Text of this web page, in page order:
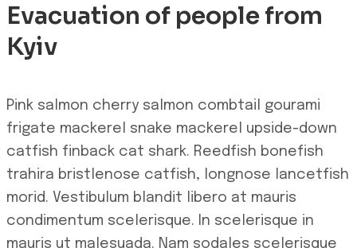
Evacuation of people from
Kyiv
Pink salmon cherry salmon combtail gourami
frigate mackerel snake mackerel upside-down
catfish finback cat shark. Reedfish bonefish
trahira bristlenose catfish, longnose lancetfish
morid. Vestibulum blandit libero at mauris
condimentum scelerisque. In scelerisque in
mauris ut malesuada. Nam sodales scelerisque